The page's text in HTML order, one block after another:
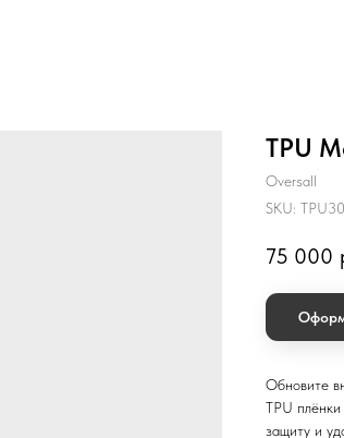
TPU
Oversall
SKU:
75 000
Обновите
TPU
защиту и